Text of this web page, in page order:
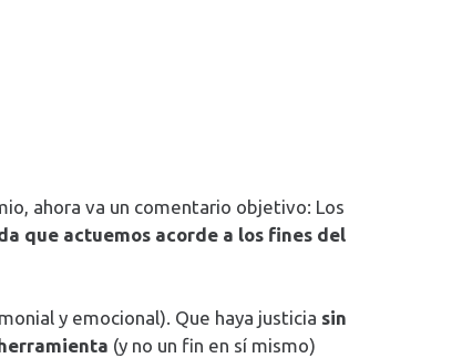
ahora va un comentario objetivo: Los
que actuemos acorde a los fines del
y emocional). Que haya justicia sin
(y no un fin en sí mismo)